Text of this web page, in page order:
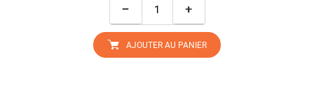
− +
AJOUTER AU PANIER